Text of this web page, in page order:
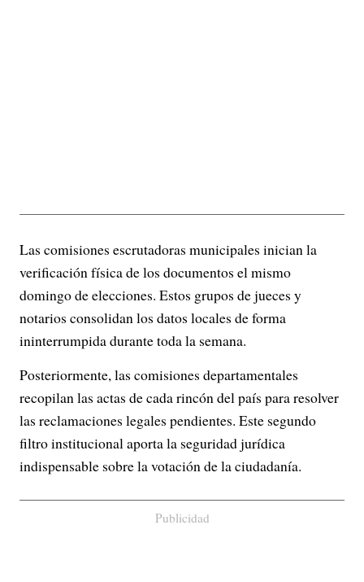
Las comisiones escrutadoras municipales inician la
verificación física de los documentos el mismo
domingo de elecciones. Estos grupos de jueces y
notarios consolidan los datos locales de forma
ininterrumpida durante toda la semana.
Posteriormente, las comisiones departamentales
recopilan las actas de cada rincón del país para resolver
las reclamaciones legales pendientes. Este segundo
filtro institucional aporta la seguridad jurídica
indispensable sobre la votación de la ciudadanía.
Publicidad